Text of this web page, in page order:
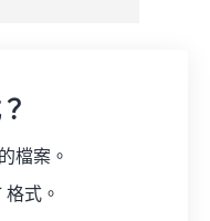
檔案。
式。